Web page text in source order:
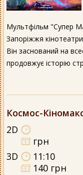
Мультфільм "Супер
Запоріжжя
Він заснований на
продовжує історію
Космос-
2D
грн
3D
11:10
140 грн